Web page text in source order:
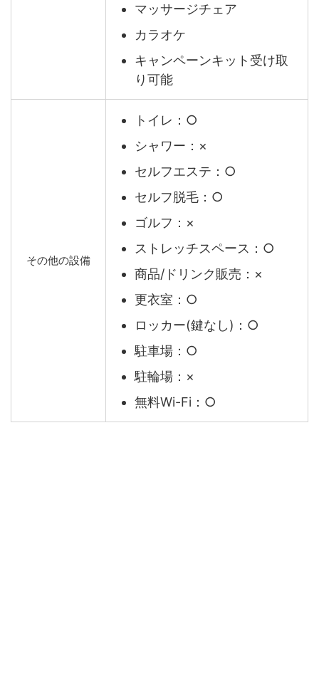
マッサージチェア
カラオケ
キャンペーンキット受け取
り可能
その他の設備
トイレ：○
シャワー：×
セルフエステ：○
セルフ脱毛：○
ゴルフ：×
ストレッチスペース：○
商品/ドリンク販売：×
更衣室：○
ロッカー(鍵なし)：○
駐車場：○
駐輪場：×
無料Wi-Fi：○